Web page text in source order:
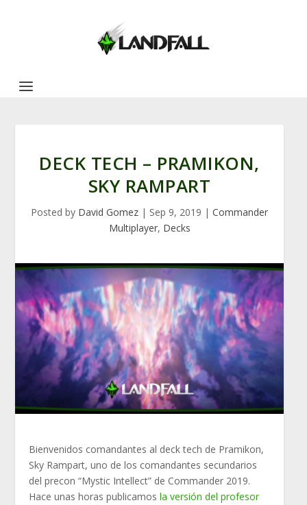
DECK TECH – PRAMIKON,
SKY RAMPART
Posted by David Gomez | Sep 9, 2019 | Commander
Multiplayer, Decks
Bienvenidos comandantes al deck tech de Pramikon,
Sky Rampart, uno de los comandantes secundarios
del precon “Mystic Intellect” de Commander 2019.
Hace unas horas publicamosla versión del profesor